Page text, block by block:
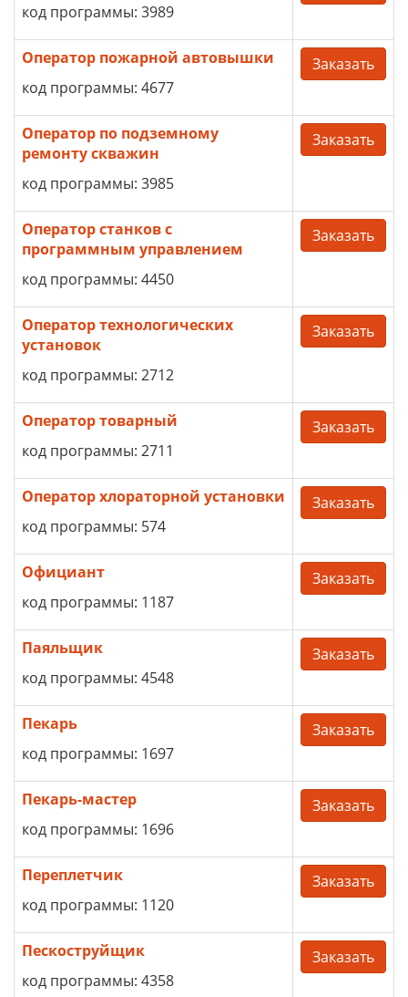
код программы: 3989
Оператор пожарной автовышки
код программы: 4677
Заказать
Оператор по подземному
ремонту скважин
код программы: 3985
Заказать
Оператор станков с
программным управлением
код программы: 4450
Заказать
Оператор технологических
установок
код программы: 2712
Заказать
Оператор товарный
код программы: 2711
Заказать
Оператор хлораторной установки
код программы: 574
Заказать
Официант
код программы: 1187
Заказать
Паяльщик
код программы: 4548
Заказать
Пекарь
код программы: 1697
Заказать
Пекарь-мастер
код программы: 1696
Заказать
Переплетчик
код программы: 1120
Заказать
Пескоструйщик
код программы: 4358
Заказать